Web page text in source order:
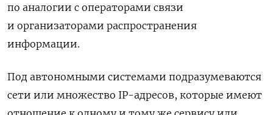
по аналогии с операторами связи
и организаторами распространения
информации.
Под автономными системами подразумеваются
сети или множество IP-адресов, которые имеют